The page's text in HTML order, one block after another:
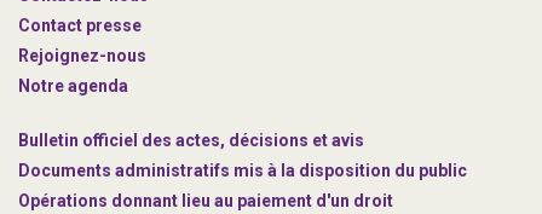
Contact presse
Rejoignez-nous
Notre agenda
Bulletin officiel des actes, décisions et avis
Documents administratifs mis à la disposition du public
Opérations donnant lieu au paiement d'un droit